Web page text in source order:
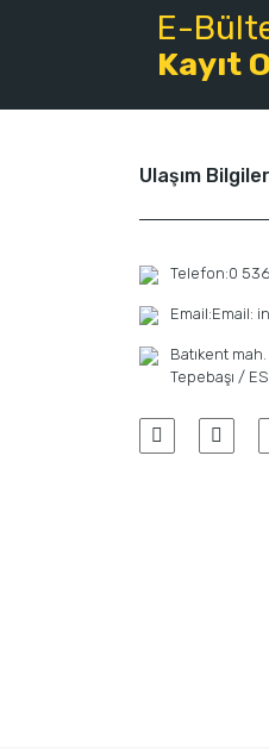
E-
Kayıt
Ulaşım
Telefon:0
Email:Email:
Batıkent mah.
Tepebaşı /